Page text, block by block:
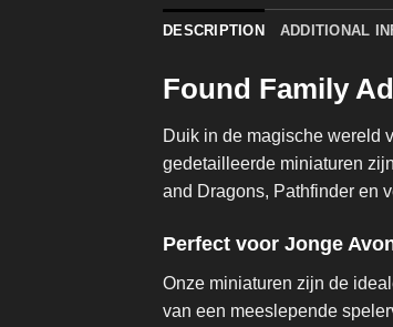
DESCRIPTION ADDITIONAL
Found Family
Duik in de magische wereld
gedetailleerde miniaturen
and Dragons, Pathfinder en
Perfect voor Jonge
Onze miniaturen zijn de
van een meeslepende